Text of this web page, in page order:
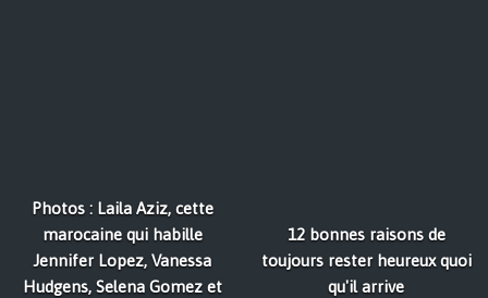
Photos : Laila Aziz, cette
marocaine qui habille
Jennifer Lopez, Vanessa
Hudgens, Selena Gomez et
12 bonnes raisons de
toujours rester heureux quoi
qu'il arrive